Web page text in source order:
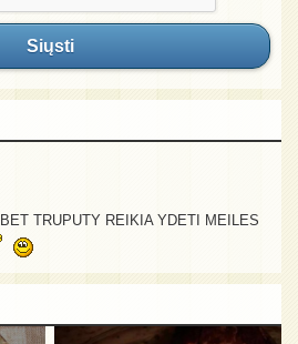
Siųsti
BET TRUPUTY REIKIA YDETI MEILES